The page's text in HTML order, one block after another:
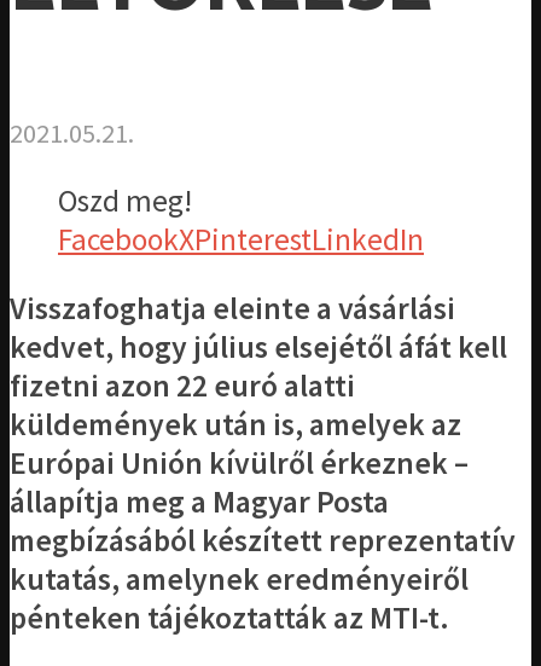
2021.05.21.
Oszd meg!
FacebookXPinterestLinkedIn
Visszafoghatja eleinte a vásárlási
kedvet, hogy július elsejétől áfát kell
fizetni azon 22 euró alatti
küldemények után is, amelyek az
Európai Unión kívülről érkeznek –
állapítja meg a Magyar Posta
megbízásából készített reprezentatív
kutatás, amelynek eredményeiről
pénteken tájékoztatták az MTI-t.